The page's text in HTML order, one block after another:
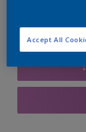
Accept All